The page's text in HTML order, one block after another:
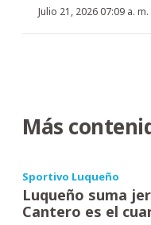
Julio 21, 2026 07:09 a. m.
Más
Sportivo Luqueño
Luqueño suma
Cantero es el